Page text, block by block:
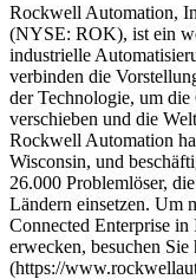
Rockwell Automation,
(NYSE: ROK), ist ein
industrielle
verbinden die
der Technologie, um die
verschieben und die
Rockwell Automation
Wisconsin, und
26.000 Problemlöser,
Ländern einsetzen. Um
Connected Enterprise in
erwecken, besuchen
(https://